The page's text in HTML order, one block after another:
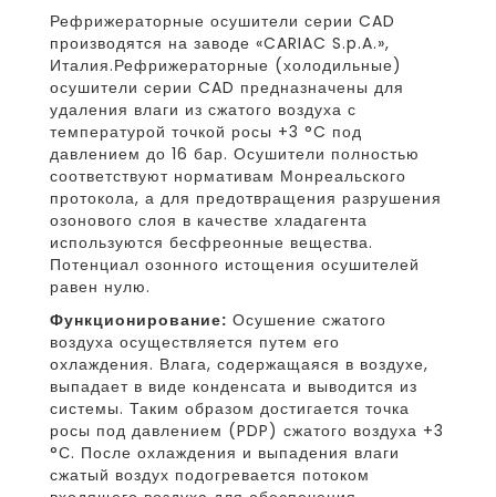
Рефрижераторные осушители серии CAD
производятся на заводе «CARIAC S.p.A.»,
Италия.Рефрижераторные (холодильные)
осушители серии CAD предназначены для
удаления влаги из сжатого воздуха с
температурой точкой росы +3 °C под
давлением до 16 бар. Осушители полностью
соответствуют нормативам Монреальского
протокола, а для предотвращения разрушения
озонового слоя в качестве хладагента
используются бесфреонные вещества.
Потенциал озонного истощения осушителей
равен нулю.
Функционирование: Осушение сжатого
воздуха осуществляется путем его
охлаждения. Влага, содержащаяся в воздухе,
выпадает в виде конденсата и выводится из
системы. Таким образом достигается точка
росы под давлением (PDP) сжатого воздуха +3
°С. После охлаждения и выпадения влаги
сжатый воздух подогревается потоком